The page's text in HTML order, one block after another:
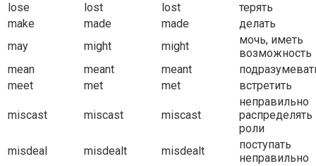
lose
lost lost
терять
make
made made
делать
may
might might
мочь, иметь
возможность
mean
meant meant
meet
met met встретить
miscast miscast miscast
неправильно
распределять
роли
misdeal
misdealt misdealt
поступать
неправильно